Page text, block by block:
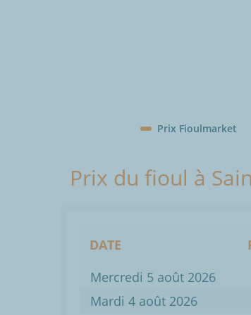
Prix Fioulmarket
Prix du fioul à
DATE
Mercredi 5 août 2026
Mardi 4 août 2026